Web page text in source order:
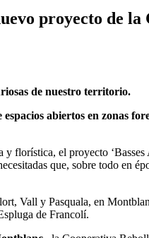
proyecto de
de nuestro territorio.
abiertos en zonas
florística, el proyecto
que, sobre todo en
Vall y Pasquala, en
de Francolí.